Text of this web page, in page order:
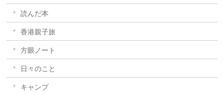
読んだ本
香港親子旅
方眼ノート
日々のこと
キャンプ